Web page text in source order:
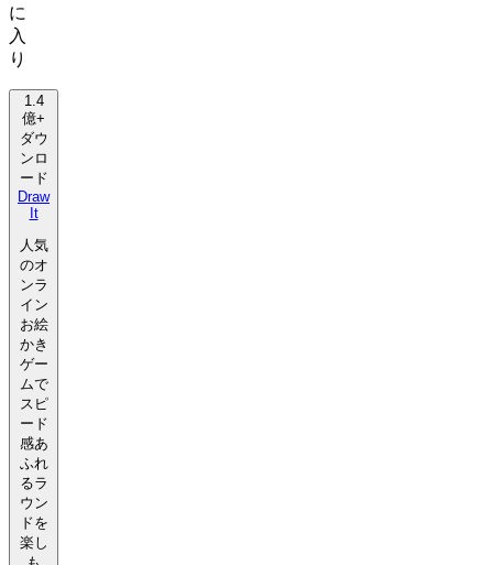
に
入
り
1.4
億+
ダウ
ンロ
ード
Draw
It
人気
のオ
ンラ
イン
お絵
かき
ゲー
ムで
スピ
ード
感あ
ふれ
るラ
ウン
ドを
楽し